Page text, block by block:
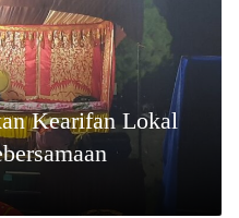
Kearifan Lokal